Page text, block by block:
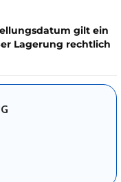
gilt ein
Lagerung rechtlich